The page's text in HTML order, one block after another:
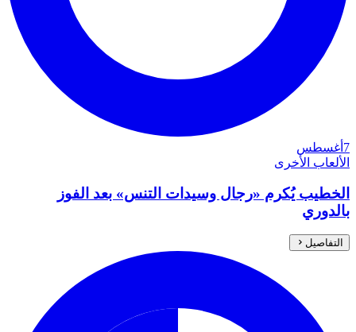
7 أغسطس
الألعاب الأخرى
الخطيب يُكرم «رجال وسيدات التنس» بعد الفوز
بالدوري
التفاصيل